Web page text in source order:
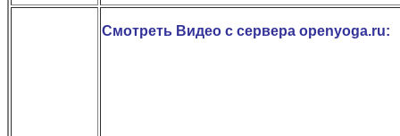
Смотреть Видео с сервера openyoga.ru: